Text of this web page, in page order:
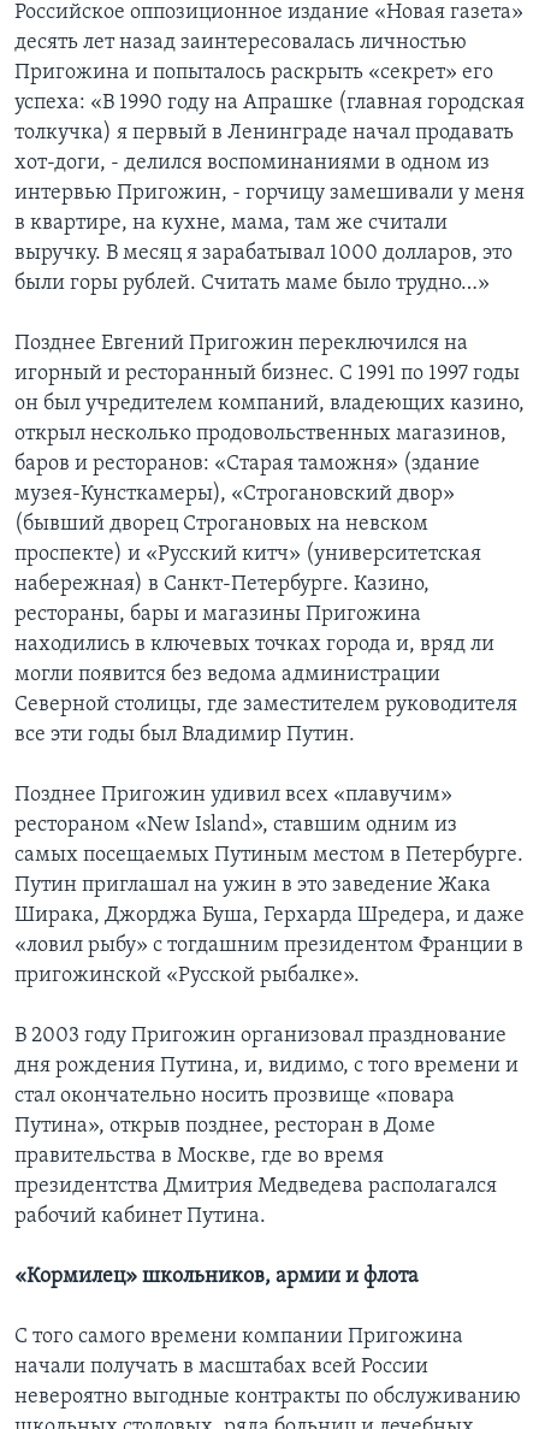
Российское оппозиционное издание «Новая газета»
десять лет назад заинтересовалась личностью
Пригожина и попыталось раскрыть «секрет» его
успеха: «В 1990 году на Апрашке (главная городская
толкучка) я первый в Ленинграде начал продавать
хот-доги, - делился воспоминаниями в одном из
интервью Пригожин, - горчицу замешивали у меня
в квартире, на кухне, мама, там же считали
выручку. В месяц я зарабатывал 1000 долларов, это
были горы рублей. Считать маме было трудно…»
Позднее Евгений Пригожин переключился на
игорный и ресторанный бизнес. С 1991 по 1997 годы
он был учредителем компаний, владеющих казино,
открыл несколько продовольственных магазинов,
баров и ресторанов: «Старая таможня» (здание
музея-Кунсткамеры), «Строгановский двор»
(бывший дворец Строгановых на невском
проспекте) и «Русский китч» (университетская
набережная) в Санкт-Петербурге. Казино,
рестораны, бары и магазины Пригожина
находились в ключевых точках города и, вряд ли
могли появится без ведома администрации
Северной столицы, где заместителем руководителя
все эти годы был Владимир Путин.
Позднее Пригожин удивил всех «плавучим»
рестораном «New Island», ставшим одним из
самых посещаемых Путиным местом в Петербурге.
Путин приглашал на ужин в это заведение Жака
Ширака, Джорджа Буша, Герхарда Шредера, и даже
«ловил рыбу» с тогдашним президентом Франции в
пригожинской «Русской рыбалке».
В 2003 году Пригожин организовал празднование
дня рождения Путина, и, видимо, с того времени и
стал окончательно носить прозвище «повара
Путина», открыв позднее, ресторан в Доме
правительства в Москве, где во время
президентства Дмитрия Медведева располагался
рабочий кабинет Путина.
«Кормилец» школьников, армии и флота
С того самого времени компании Пригожина
начали получать в масштабах всей России
невероятно выгодные контракты по обслуживанию